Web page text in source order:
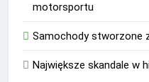
motorsportu
Samochody stworzone
Największe skandale w